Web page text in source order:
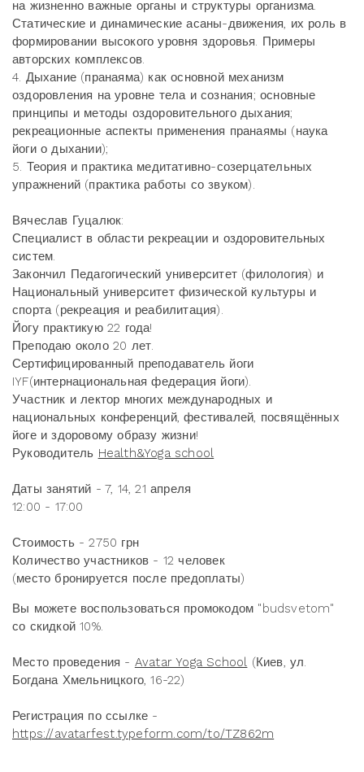
на жизненно важные органы и структуры организма.
Статические и динамические асаны-движения, их роль в
формировании высокого уровня здоровья. Примеры
авторских комплексов.
4. Дыхание (пранаяма) как основной механизм
оздоровления на уровне тела и сознания; основные
принципы и методы оздоровительного дыхания;
рекреационные аспекты применения пранаямы (наука
йоги о дыхании);
5. Теория и практика медитативно-созерцательных
упражнений (практика работы со звуком).
Вячеслав Гуцалюк:
Специалист в области рекреации и оздоровительных
систем.
Закончил Педагогический университет (филология) и
Национальный университет физической культуры и
спорта (рекреация и реабилитация).
Йогу практикую 22 года!
Преподаю около 20 лет.
Сертифицированный преподаватель йоги
IYF(интернациональная федерация йоги).
Участник и лектор многих международных и
национальных конференций, фестивалей, посвящённых
йоге и здоровому образу жизни!
Руководитель Health&Yoga school
Даты занятий - 7, 14, 21 апреля
12:00 - 17:00
Стоимость - 2750 грн
Количество участников - 12 человек
(место бронируется после предоплаты)
Вы можете воспользоваться промокодом "budsvetom"
со скидкой 10%.
Место проведения - Avatar Yoga School (Киев, ул.
Богдана Хмельницкого, 16-22)
Регистрация по ссылке -
https://avatarfest.typeform.com/to/TZ862m